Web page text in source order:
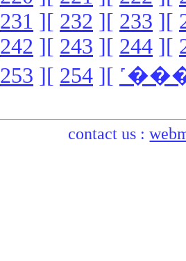
231 ][ 232 ][ 233 ][
242 ][ 243 ][ 244 ][
253 ][ 254 ][
contact us :